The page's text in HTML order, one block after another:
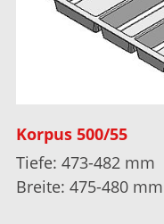
Korpus 500/55
Tiefe: 473-482 mm
Breite: 475-480 mm